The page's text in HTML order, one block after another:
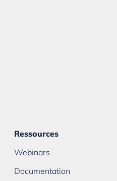
Ressources
Webinars
Documentation